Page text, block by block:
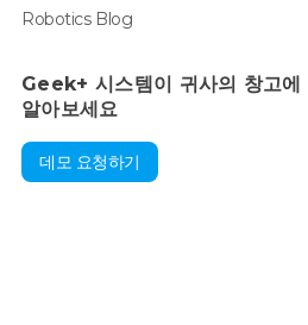
Robotics Blog
Geek+ 시스템이 귀사의 창고에
알아보세요
데모 요청하기